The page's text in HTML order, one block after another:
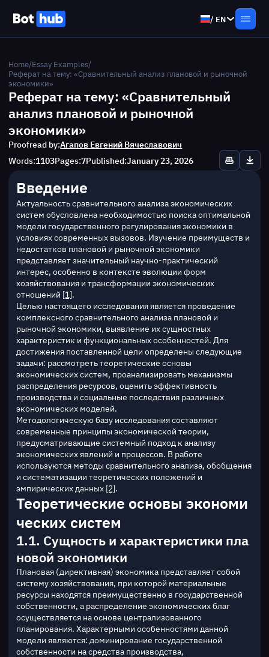
/ EN
Home/Essay Examples/
Реферат на тему: «Сравнительный анализ плановой и рыночной
экономики»
Реферат на тему: «Сравнительный
анализ плановой и рыночной
экономики»
Proofread by:Агапов Евгений Вячеславович
Words:1103Pages:7Published:January 23, 2026
Введение
Актуальность сравнительного анализа экономических
систем обусловлена необходимостью поиска оптимальной
модели государственного регулирования экономики в
условиях современных вызовов. Изучение преимуществ и
недостатков плановой и рыночной экономики
представляет значительный научно-практический
интерес, особенно в контексте эволюции форм
хозяйствования и трансформации экономических
отношений [1].
Целью настоящего исследования является проведение
комплексного сравнительного анализа плановой и
рыночной экономики, выявление их сущностных
характеристик и функциональных особенностей. Для
достижения поставленной цели определены следующие
задачи: рассмотреть теоретические основы
экономических систем, проанализировать механизмы
распределения ресурсов, оценить эффективность
производства и социальные последствия различных
экономических моделей.
Методологическую базу исследования составляют
современные принципы экономической теории,
предусматривающие системный подход к анализу
экономических явлений и процессов. В работе
используются методы сравнительного анализа, обобщения
и систематизации теоретических положений и
эмпирических данных [2].
Теоретические основы экономи
ческих систем
1.1. Сущность и характеристики пла
новой экономики
Плановая (директивная) экономика представляет собой
систему хозяйствования, при которой материальные
ресурсы находятся преимущественно в государственной
собственности, а распределение экономических благ
осуществляется на основе централизованного
планирования. Характерными особенностями данной
модели являются: доминирование государственной
собственности на средства производства,